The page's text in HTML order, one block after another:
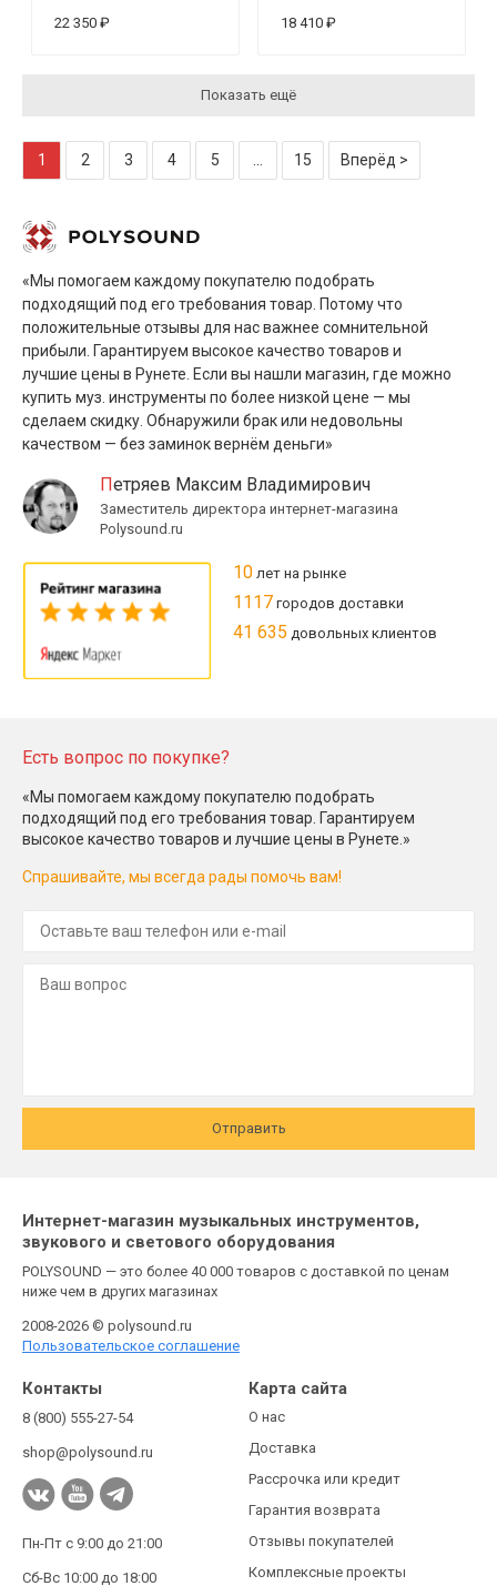
22 350 ₽ 18 410 ₽
Показать ещё
1 2 3 4 5 15 Вперёд >
«Мы помогаем каждому покупателю подобрать
подходящий под его требования товар. Потому что
положительные отзывы для нас важнее сомнительной
прибыли. Гарантируем высокое качество товаров и
лучшие цены в Рунете. Если вы нашли магазин, где можно
купить муз. инструменты по более низкой цене — мы
сделаем скидку. Обнаружили брак или недовольны
качеством — без заминок вернём деньги»
Петряев Максим Владимирович
Заместитель директора интернет-магазина
Polysound.ru
10 лет на рынке
1117 городов доставки
41 635 довольных клиентов
Есть вопрос по покупке?
«Мы помогаем каждому покупателю подобрать
подходящий под его требования товар. Гарантируем
высокое качество товаров и лучшие цены в Рунете.»
Спрашивайте, мы всегда рады помочь вам!
Отправить
Интернет-магазин музыкальных инструментов,
звукового и светового оборудования
POLYSOUND — это более 40 000 товаров с доставкой по ценам
ниже чем в других магазинах
2008-2026 © polysound.ru
Пользовательское соглашение
Контакты
8 (800) 555-27-54
shop@polysound.ru
Пн-Пт с 9:00 до 21:00
Сб-Вс 10:00 до 18:00
Карта сайта
О нас
Доставка
Рассрочка или кредит
Гарантия возврата
Отзывы покупателей
Комплексные проекты